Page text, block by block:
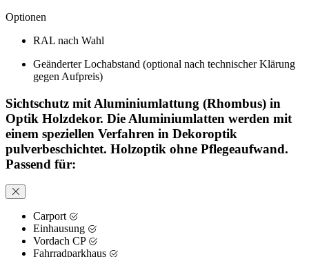
Optionen
RAL nach Wahl
Geänderter Lochabstand (optional nach technischer Klärung
gegen Aufpreis)
Sichtschutz mit Aluminiumlattung (Rhombus) in
Optik Holzdekor. Die Aluminiumlatten werden mit
einem speziellen Verfahren in Dekoroptik
pulverbeschichtet. Holzoptik ohne Pflegeaufwand.
Passend für:
Carport
Einhausung
Vordach CP
Fahrradparkhaus